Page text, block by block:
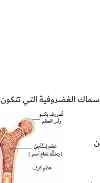
الغضروفية التي تتكون